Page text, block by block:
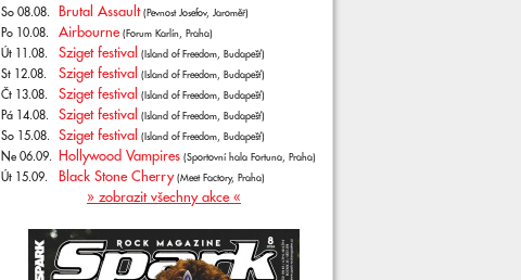
So 08.08. Brutal Assault (Pevnost Josefov, Jaroměř)
Po 10.08. Airbourne (Forum Karlín, Praha)
Út 11.08. Sziget festival (Island of Freedom, Budapešť)
St 12.08. Sziget festival (Island of Freedom, Budapešť)
Čt 13.08. Sziget festival (Island of Freedom, Budapešť)
Pá 14.08. Sziget festival (Island of Freedom, Budapešť)
So 15.08. Sziget festival (Island of Freedom, Budapešť)
Ne 06.09. Hollywood Vampires (Sportovní hala Fortuna, Praha)
Út 15.09. Black Stone Cherry (Meet Factory, Praha)
» zobrazit všechny akce «